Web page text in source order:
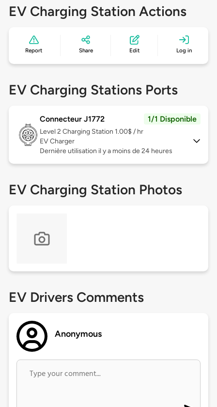
EV Charging Station Actions
Report Share Edit Log in
EV Charging Stations Ports
Connecteur J1772 1/1 Disponible
Level 2 Charging Station 1.00$ / hr
EV Charger
Dernière utilisation il y a moins de 24 heures
EV Charging Station Photos
EV Drivers Comments
Anonymous